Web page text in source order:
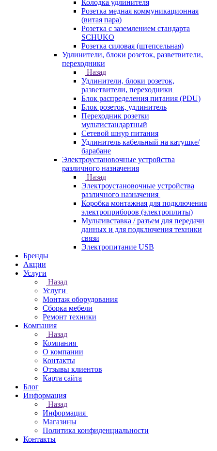
Колодка удлинителя
Розетка медная коммуникационная
(витая пара)
Розетка с заземлением стандарта
SCHUKO
Розетка силовая (штепсельная)
Удлинители, блоки розеток, разветвители,
переходники
Назад
Удлинители, блоки розеток,
разветвители, переходники
Блок распределения питания (PDU)
Блок розеток, удлинитель
Переходник розетки
мультистандартный
Сетевой шнур питания
Удлинитель кабельный на катушке/
барабане
Электроустановочные устройства
различного назначения
Назад
Электроустановочные устройства
различного назначения
Коробка монтажная для подключения
электроприборов (электроплиты)
Мультивставка / разъем для передачи
данных и для подключения техники
связи
Электропитание USB
Бренды
Акции
Услуги
Назад
Услуги
Монтаж оборудования
Сборка мебели
Ремонт техники
Компания
Назад
Компания
О компании
Контакты
Отзывы клиентов
Карта сайта
Блог
Информация
Назад
Информация
Магазины
Политика конфиденциальности
Контакты